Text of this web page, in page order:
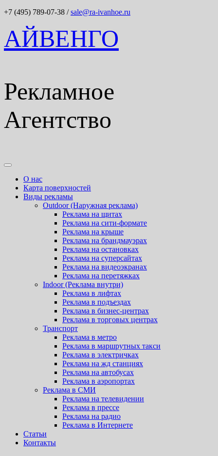
+7 (495) 789-07-38 /sale@ra-ivanhoe.ru
АЙВЕНГО
Рекламное
Агентство
О нас
Карта поверхностей
Виды рекламы
Outdoor (Наружная реклама)
Реклама на щитах
Реклама на сити-формате
Реклама на крыше
Реклама на брандмауэрах
Реклама на остановках
Реклама на суперсайтах
Реклама на видеоэкранах
Реклама на перетяжках
Indoor (Реклама внутри)
Реклама в лифтах
Реклама в подъездах
Реклама в бизнес-центрах
Реклама в торговых центрах
Транспорт
Реклама в метро
Реклама в маршрутных такси
Реклама в электричках
Реклама на жд станциях
Реклама на автобусах
Реклама в аэропортах
Реклама в СМИ
Реклама на телевидении
Реклама в прессе
Реклама на радио
Реклама в Интернете
Статьи
Контакты